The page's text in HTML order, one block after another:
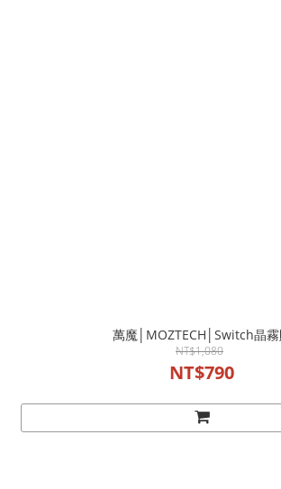
萬魔│MOZTECH│Switch晶
NT$1,080
NT$790